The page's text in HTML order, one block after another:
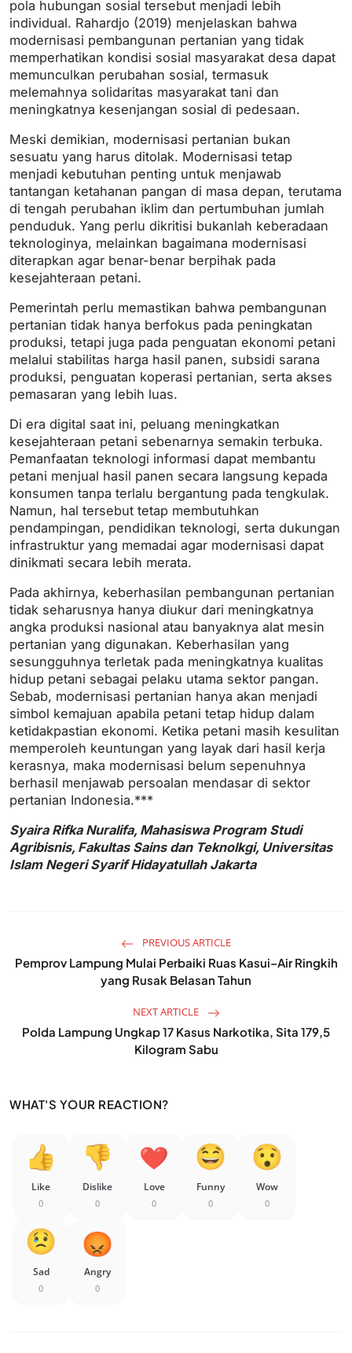
pola hubungan sosial tersebut menjadi lebih
individual. Rahardjo (2019) menjelaskan bahwa
modernisasi pembangunan pertanian yang tidak
memperhatikan kondisi sosial masyarakat desa dapat
memunculkan perubahan sosial, termasuk
melemahnya solidaritas masyarakat tani dan
meningkatnya kesenjangan sosial di pedesaan.
Meski demikian, modernisasi pertanian bukan
sesuatu yang harus ditolak. Modernisasi tetap
menjadi kebutuhan penting untuk menjawab
tantangan ketahanan pangan di masa depan, terutama
di tengah perubahan iklim dan pertumbuhan jumlah
penduduk. Yang perlu dikritisi bukanlah keberadaan
teknologinya, melainkan bagaimana modernisasi
diterapkan agar benar-benar berpihak pada
kesejahteraan petani.
Pemerintah perlu memastikan bahwa pembangunan
pertanian tidak hanya berfokus pada peningkatan
produksi, tetapi juga pada penguatan ekonomi petani
melalui stabilitas harga hasil panen, subsidi sarana
produksi, penguatan koperasi pertanian, serta akses
pemasaran yang lebih luas.
Di era digital saat ini, peluang meningkatkan
kesejahteraan petani sebenarnya semakin terbuka.
Pemanfaatan teknologi informasi dapat membantu
petani menjual hasil panen secara langsung kepada
konsumen tanpa terlalu bergantung pada tengkulak.
Namun, hal tersebut tetap membutuhkan
pendampingan, pendidikan teknologi, serta dukungan
infrastruktur yang memadai agar modernisasi dapat
dinikmati secara lebih merata.
Pada akhirnya, keberhasilan pembangunan pertanian
tidak seharusnya hanya diukur dari meningkatnya
angka produksi nasional atau banyaknya alat mesin
pertanian yang digunakan. Keberhasilan yang
sesungguhnya terletak pada meningkatnya kualitas
hidup petani sebagai pelaku utama sektor pangan.
Sebab, modernisasi pertanian hanya akan menjadi
simbol kemajuan apabila petani tetap hidup dalam
ketidakpastian ekonomi. Ketika petani masih kesulitan
memperoleh keuntungan yang layak dari hasil kerja
kerasnya, maka modernisasi belum sepenuhnya
berhasil menjawab persoalan mendasar di sektor
pertanian Indonesia.***
Syaira Rifka Nuralifa, Mahasiswa Program Studi
Agribisnis, Fakultas Sains dan Teknolkgi, Universitas
Islam Negeri Syarif Hidayatullah Jakarta
PREVIOUS ARTICLE
Pemprov Lampung Mulai Perbaiki Ruas Kasui–Air Ringkih
yang Rusak Belasan Tahun
NEXT ARTICLE
Polda Lampung Ungkap 17 Kasus Narkotika, Sita 179,5
Kilogram Sabu
WHAT'S YOUR REACTION?
Like
0
Dislike
0
Love
0
Funny
0
Wow
0
Sad
0
Angry
0